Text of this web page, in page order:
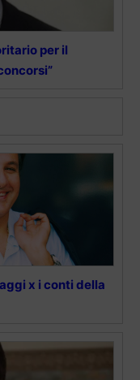
per il
x i conti della